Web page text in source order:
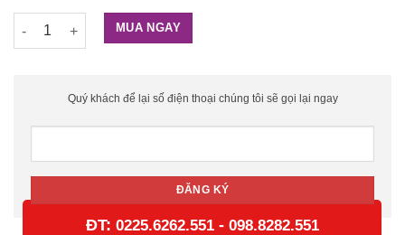
Tổng đài Panasonic KX-NS300 và cấu hình tùy chọn số lượng
MUA NGAY
Quý khách để lại số điện thoại chúng tôi sẽ gọi lại ngay
ĐT: 0225.6262.551 - 098.8282.551